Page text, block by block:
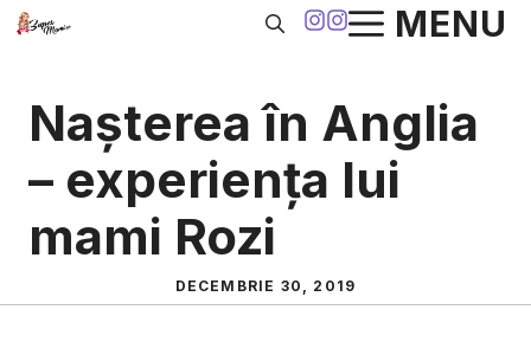
Sari
MENU
Naşterea în Anglia
– experienţa lui
mami Rozi
DECEMBRIE 30, 2019